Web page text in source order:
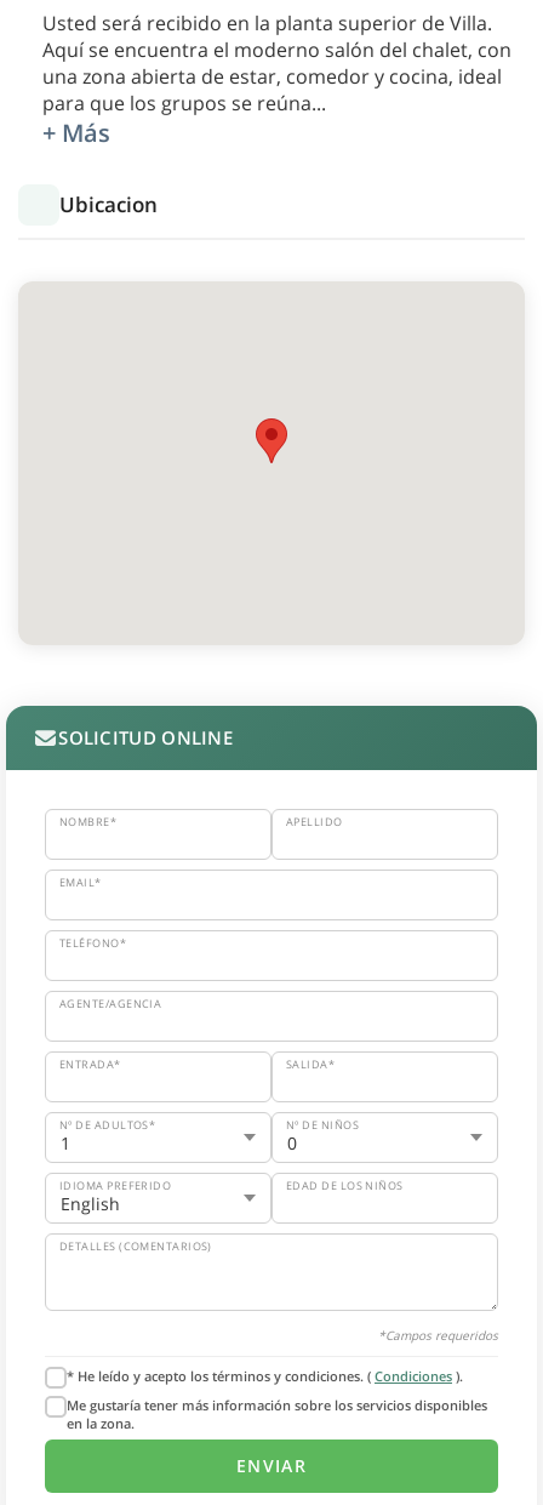
Usted será recibido en la planta superior de Villa.
Aquí se encuentra el moderno salón del chalet, con
una zona abierta de estar, comedor y cocina, ideal
para que los grupos se reúna...
+ Más
Ubicacion
SOLICITUD ONLINE
NOMBRE* APELLIDO
EMAIL*
TELÉFONO*
AGENTE/AGENCIA
ENTRADA* SALIDA*
Nº DE ADULTOS* Nº DE NIÑOS
IDIOMA PREFERIDO EDAD DE LOS NIÑOS
DETALLES (COMENTARIOS)
*Campos requeridos
* He leído y acepto los términos y condiciones. ( Condiciones ).
Me gustaría tener más información sobre los servicios disponibles
en la zona.